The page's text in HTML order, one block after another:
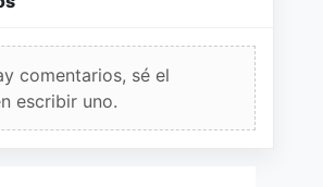
comentarios, sé el
escribir uno.